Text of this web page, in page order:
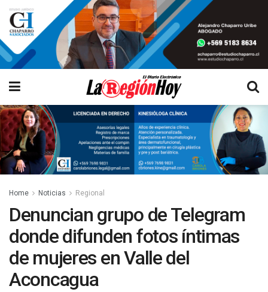
Home Noticias Regional
Denuncian grupo de Telegram
donde difunden fotos íntimas
de mujeres en Valle del
Aconcagua